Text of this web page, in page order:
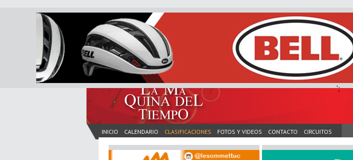
';
INICIO CALENDARIO CLASIFICACIONES FOTOS Y VIDEOS CONTACTO CIRCUITOS